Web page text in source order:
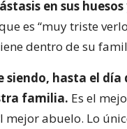
en sus
es “muy triste
dentro de su
siendo, hasta el día
familia. Es el
mejor abuelo. Lo